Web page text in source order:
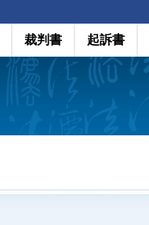
裁判書 起訴書